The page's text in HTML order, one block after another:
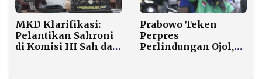
MKD Klarifikasi:
Pelantikan Sahroni
di Komisi III Sah dan
Prabowo Teken
Perpres
Perlindungan Ojol,